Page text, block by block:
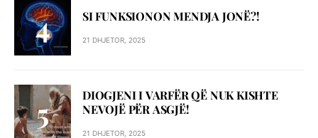
SI FUNKSIONON MENDJA JONË?!
21 DHJETOR, 2025
DIOGJENI I VARFËR QË NUK KISHTE
NEVOJË PËR ASGJË!
21 DHJETOR, 2025